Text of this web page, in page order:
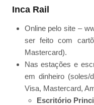
Inca Rail
Online pelo site –
ser feito com
Mastercard).
Nas estações e
em dinheiro
Visa, Mastercard,
Escritório